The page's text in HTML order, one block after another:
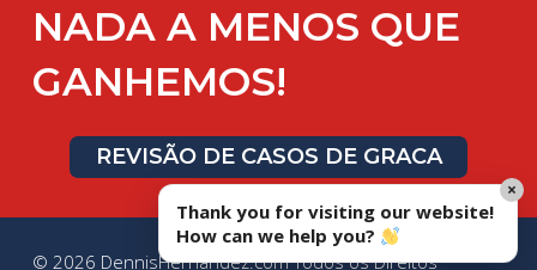
NADA A MENOS QUE
GANHEMOS!
REVISÃO DE CASOS DE GRACA
© 2026 DennisHernandez.com Todos os Direitos
Thank you for visiting our website!
How can we help you?
×